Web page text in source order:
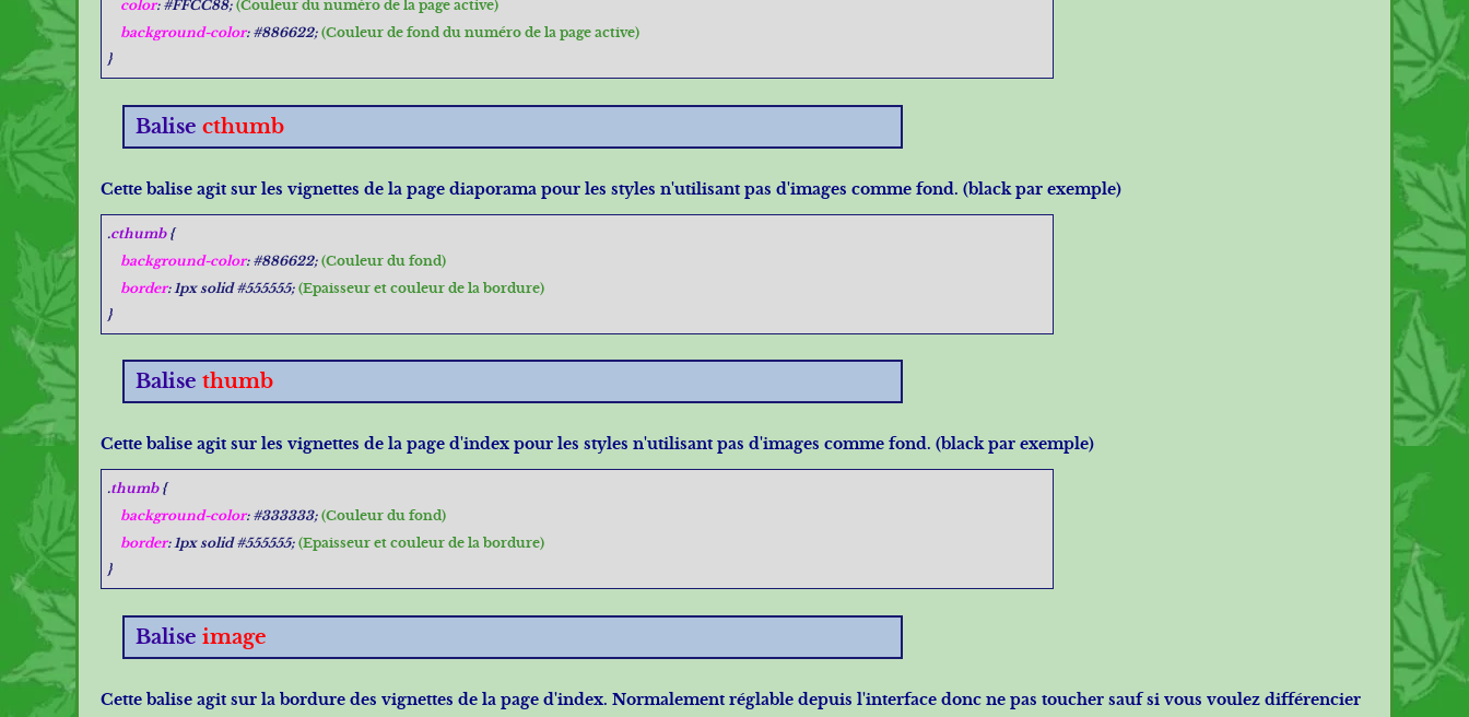
color: #FFCC88; (Couleur du numéro de la page active)
background-color: #886622; (Couleur de fond du numéro de la page active)
}
Balise cthumb
Cette balise agit sur les vignettes de la page diaporama pour les styles n'utilisant pas d'images comme fond. (black par exemple)
.cthumb{
background-color: #886622; (Couleur du fond)
border: 1px solid #555555; (Epaisseur et couleur de la bordure)
}
Balise thumb
Cette balise agit sur les vignettes de la page d'index pour les styles n'utilisant pas d'images comme fond. (black par exemple)
.thumb{
background-color: #333333; (Couleur du fond)
border: 1px solid #555555; (Epaisseur et couleur de la bordure)
}
Balise image
Cette balise agit sur la bordure des vignettes de la page d'index. Normalement réglable depuis l'interface donc ne pas toucher sauf si vous voulez différencier